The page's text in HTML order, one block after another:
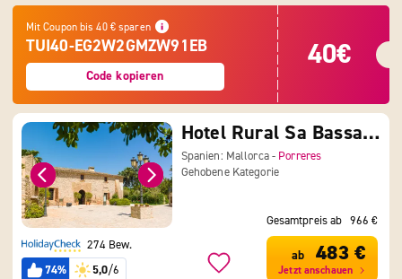
Mit Coupon bis 40 € sparen
TUI40-EG2W2GMZW91EB
Code kopieren
|
40€
Hotel Rural Sa Bassa Rotja
Spanien: Mallorca - Porreres
Gehobene Kategorie
274 Bew.
74%
5,0/6
Gesamtpreis ab 966 €
ab 483 €
Jetzt anschauen